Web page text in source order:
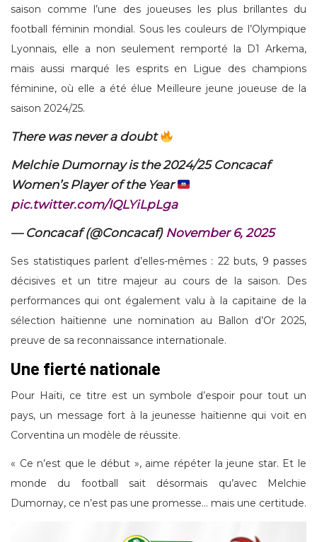
saison comme l’une des joueuses les plus brillantes du
football féminin mondial. Sous les couleurs de l’Olympique
Lyonnais, elle a non seulement remporté la D1 Arkema,
mais aussi marqué les esprits en Ligue des champions
féminine, où elle a été élue Meilleure jeune joueuse de la
saison 2024/25.
There was never a doubt
Melchie Dumornay is the 2024/25 Concacaf
Women’s Player of the Year
pic.twitter.com/IQLYiLpLga
— Concacaf (@Concacaf) November 6, 2025
Ses statistiques parlent d’elles-mêmes : 22 buts, 9 passes
décisives et un titre majeur au cours de la saison. Des
performances qui ont également valu à la capitaine de la
sélection haïtienne une nomination au Ballon d’Or 2025,
preuve de sa reconnaissance internationale.
Une fierté nationale
Pour Haïti, ce titre est un symbole d’espoir pour tout un
pays, un message fort à la jeunesse haïtienne qui voit en
Corventina un modèle de réussite.
« Ce n’est que le début », aime répéter la jeune star. Et le
monde du football sait désormais qu’avec Melchie
Dumornay, ce n’est pas une promesse… mais une certitude.